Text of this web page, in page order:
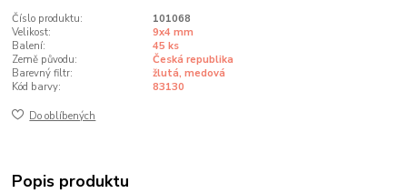
Číslo produktu:
101068
Velikost:
9x4 mm
Balení:
45 ks
Země původu:
Česká republika
Barevný filtr:
žlutá, medová
Kód barvy:
83130
Do oblíbených
Popis produktu